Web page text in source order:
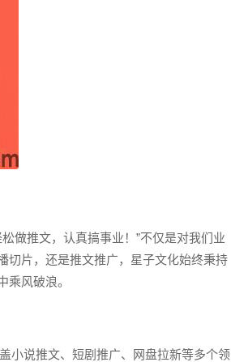
做推文，认真搞事业！”不仅是对我们业
切片，还是推文推广，星子文化始终秉持
风破浪。
小说推文、短剧推广、网盘拉新等多个领